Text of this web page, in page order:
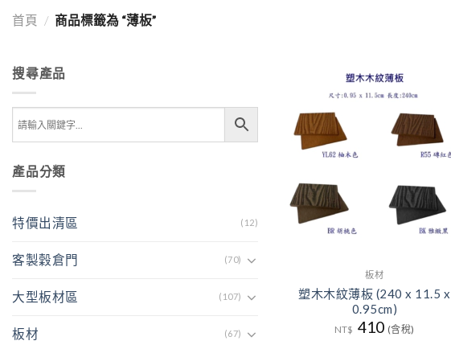
首頁 / 商品標籤為 “薄板”
搜尋產品
產品分類
特價出清區 (12)
客製穀倉門 (70)
大型板材區 (107)
板材 (67)
藏清
板材
塑木木紋薄板 (240 x 11.5 x
0.95cm)
NT$ 410 (含稅)